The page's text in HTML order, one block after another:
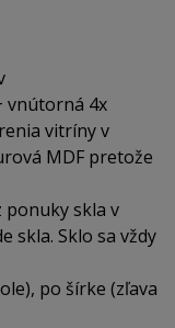
vnútorná 4x
vitríny v
MDF pretože
ponuky skla v
skla. Sklo sa vždy
po šírke (zľava